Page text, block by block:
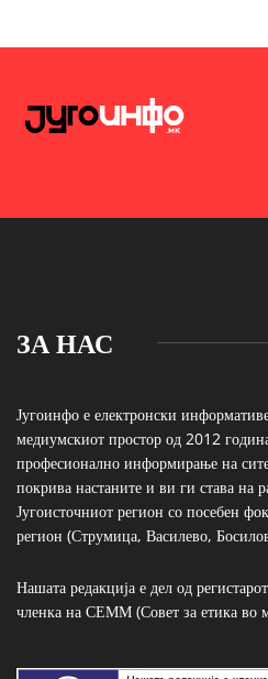
ЗА НАС
Југоинфо е електронски
медиумскиот простор од 2012
професионално информирање на
покрива настаните и ви ги става на
Југоисточниот регион со посебен
регион (Струмица, Василево,
Нашата редакција е дел од
членка на СЕММ (Совет за етика во